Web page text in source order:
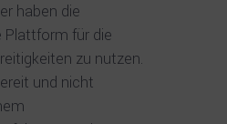
haben die
Plattform für die
zu nutzen.
und nicht